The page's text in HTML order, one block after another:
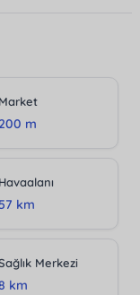
Market
200 m
Havaalanı
57 km
Merkezi
km